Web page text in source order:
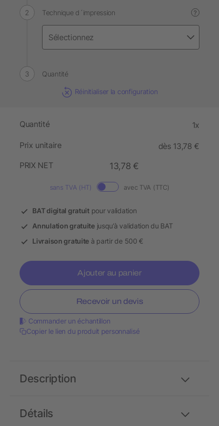
Technique d´impression ?
Quantité
Réinitialiser la configuration
Quantité 1x
Prix unitaire
dès 13,78 €
PRIX NET
13,78 €
sans TVA (HT) avec TVA (TTC)
BAT digital gratuitpour validation
Annulation gratuitejusqu’à validation du BAT
Livraison gratuite à partir de 500 €
Ajouter au panier
Recevoir un devis
Commander un échantillon
Copier le lien du produit personnalisé
Détails
Description